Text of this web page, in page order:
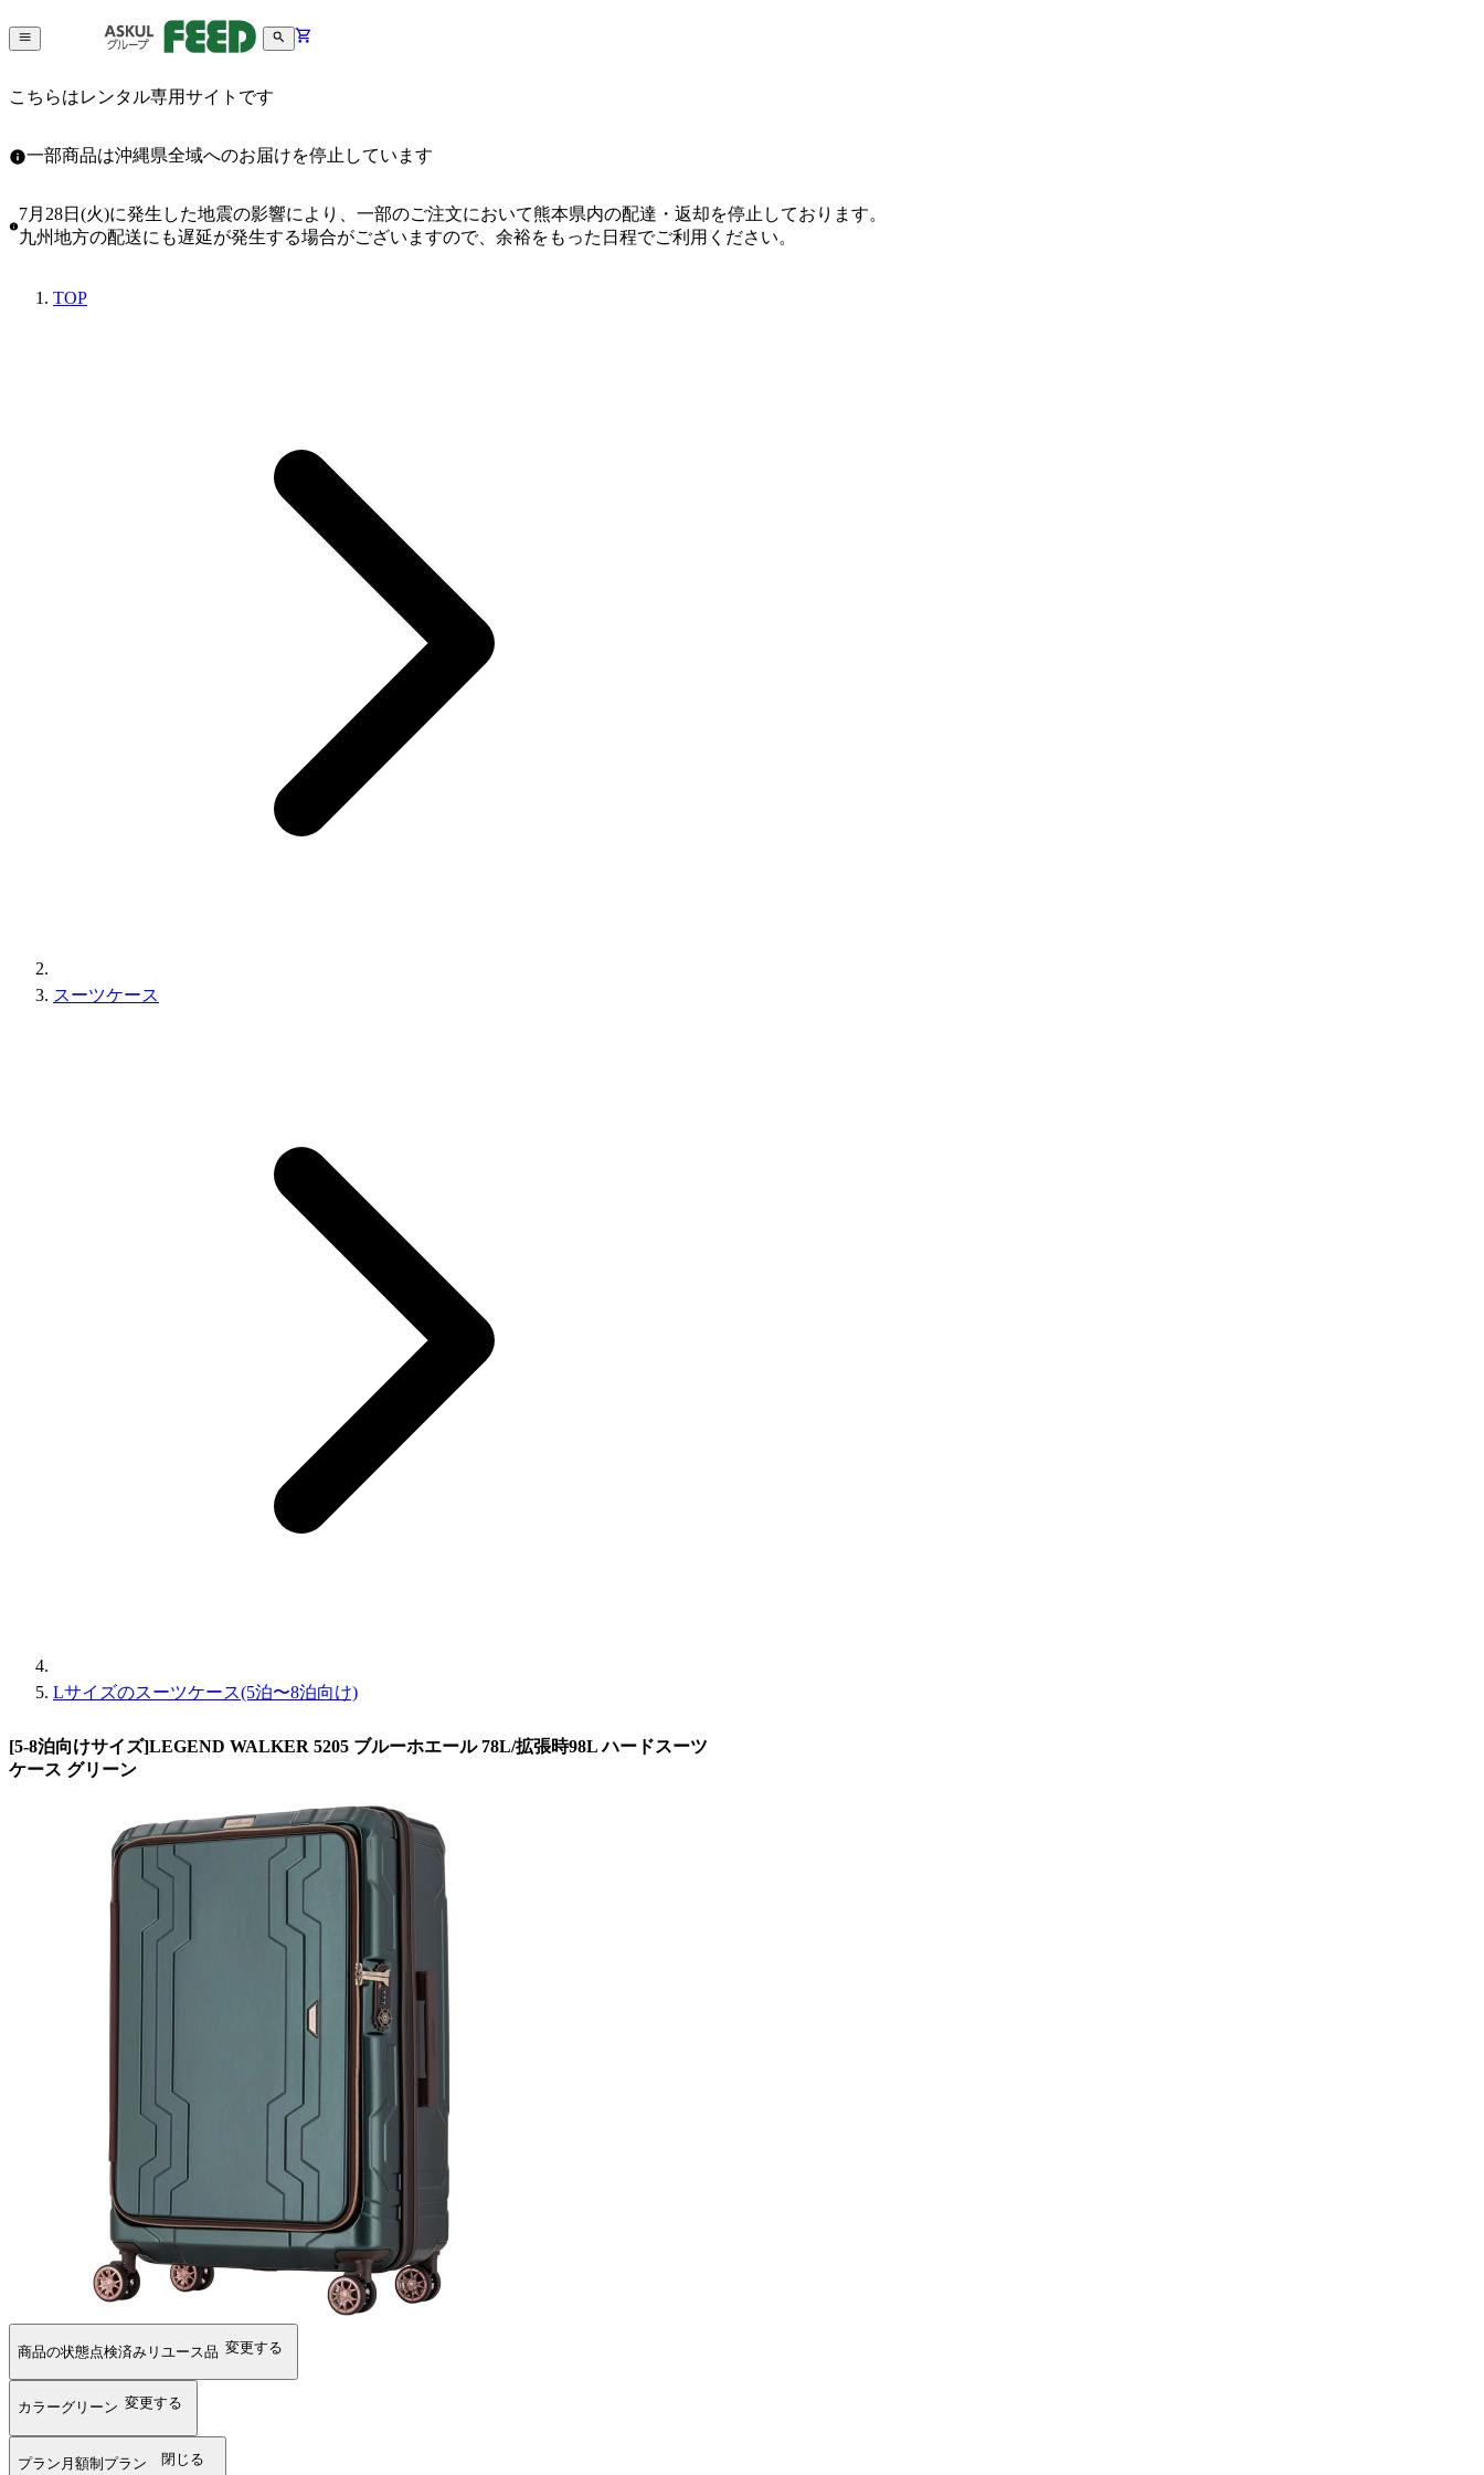
こちらはレンタル専用サイトです
一部商品は沖縄県全域へのお届けを停止しています
7月28日(火)に発生した地震の影響により、一部のご注文において熊本県内の配達・返却を停止しております。
九州地方の配送にも遅延が発生する場合がございますので、余裕をもった日程でご利用ください。
TOP
スーツケース
Lサイズのスーツケース(5泊〜8泊向け)
[5-8泊向けサイズ]LEGEND WALKER 5205 ブルーホエール 78L/拡張時98L ハードスーツ
ケース グリーン
商品の状態点検済みリユース品 変更する
カラーグリーン 変更する
プラン 月額制プラン 閉じる